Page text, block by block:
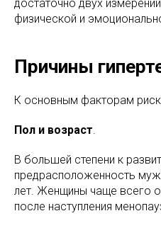
достаточно двух
физической и
Причины
К основным факторам
Пол и возраст.
В большей степени к
предрасположенность
лет. Женщины чаще всего
после наступления